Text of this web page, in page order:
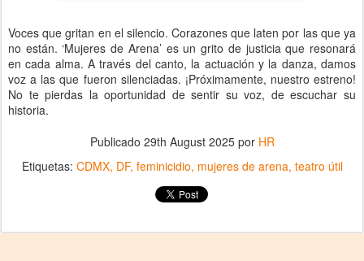
Voces que gritan en el silencio. Corazones que laten por las que ya
no están. ‘Mujeres de Arena’ es un grito de justicia que resonará
en cada alma. A través del canto, la actuación y la danza, damos
voz a las que fueron silenciadas. ¡Próximamente, nuestro estreno!
No te pierdas la oportunidad de sentir su voz, de escuchar su
historia.
Publicado 29th August 2025por HR
Etiquetas: CDMX DF feminicidio mujeres de arena teatro útil